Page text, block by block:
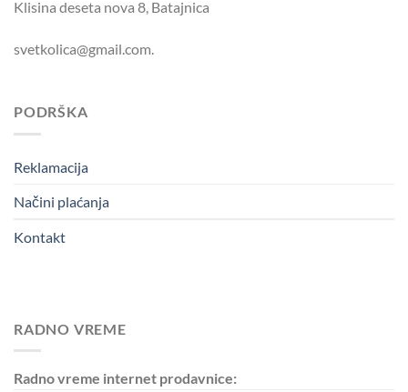
Klisina deseta nova 8, Batajnica
svetkolica@gmail.com.
PODRŠKA
Reklamacija
Načini plaćanja
Kontakt
RADNO VREME
Radno vreme internet prodavnice: